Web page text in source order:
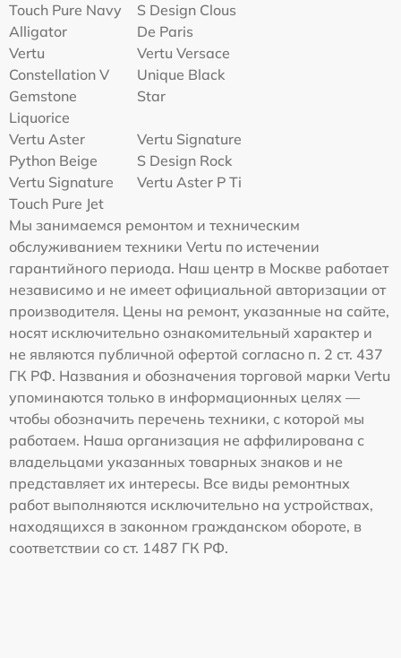
Touch Pure Navy
Alligator
S Design Clous
De Paris
Vertu
Constellation V
Gemstone
Liquorice
Vertu Versace
Unique Black
Star
Vertu Aster
Python Beige
Vertu Signature
S Design Rock
Vertu Signature
Touch Pure Jet
Vertu Aster P Ti
Мы занимаемся ремонтом и техническим
обслуживанием техники Vertu по истечении
гарантийного периода. Наш центр в Москве работает
независимо и не имеет официальной авторизации от
производителя. Цены на ремонт, указанные на сайте,
носят исключительно ознакомительный характер и
не являются публичной офертой согласно п. 2 ст. 437
ГК РФ. Названия и обозначения торговой марки Vertu
упоминаются только в информационных целях —
чтобы обозначить перечень техники, с которой мы
работаем. Наша организация не аффилирована с
владельцами указанных товарных знаков и не
представляет их интересы. Все виды ремонтных
работ выполняются исключительно на устройствах,
находящихся в законном гражданском обороте, в
соответствии со ст. 1487 ГК РФ.